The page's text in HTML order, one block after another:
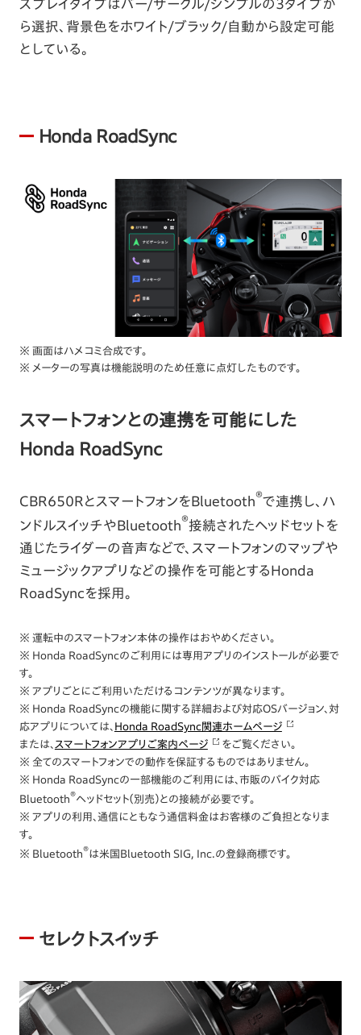
スプレイタイプはバー/サークル/シンプルの3タイプか
ら選択、背景色をホワイト/ブラック/自動から設定可能
としている。
Honda RoadSync
※ 画面はハメコミ合成です。
※ メーターの写真は機能説明のため任意に点灯したものです。
スマートフォンとの連携を可能にした
Honda RoadSync
CBR650RとスマートフォンをBluetooth®で連携し、ハ
ンドルスイッチやBluetooth®接続されたヘッドセットを
通じたライダーの音声などで、スマートフォンのマップや
ミュージックアプリなどの操作を可能とするHonda
RoadSyncを採用。
※ 運転中のスマートフォン本体の操作はおやめください。
※ Honda RoadSyncのご利用には専用アプリのインストールが必要で
す。
※ アプリごとにご利用いただけるコンテンツが異なります。
※ Honda RoadSyncの機能に関する詳細および対応OSバージョン、対
応アプリについては、 Honda RoadSync関連ホームページ
または、 スマートフォンアプリご案内ページ
をご覧ください。
※ 全てのスマートフォンでの動作を保証するものではありません。
※ Honda RoadSyncの一部機能のご利用には、市販のバイク対応
Bluetooth®ヘッドセット（別売）との接続が必要です。
※ アプリの利用、通信にともなう通信料金はお客様のご負担となりま
す。
※ Bluetooth®は米国Bluetooth SIG, Inc.の登録商標です。
セレクトスイッチ